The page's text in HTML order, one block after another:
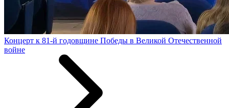
Концерт к 81-й годовщине Победы в Великой Отечественной
войне